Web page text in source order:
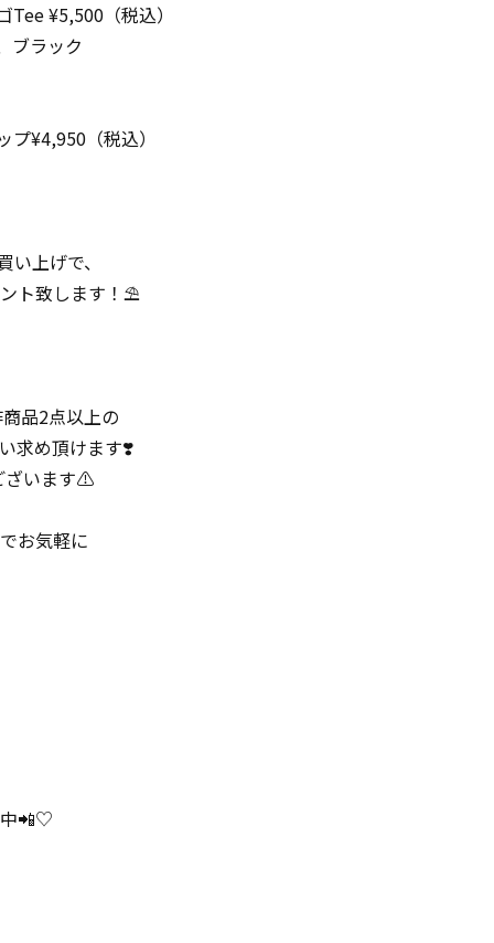
¥5,500（税込）
ブラック
¥4,950（税込）
上げで、
ト致します！⛱️
品2点以上の
求め頂けます❣️
ざいます⚠️
お気軽に
中📲♡